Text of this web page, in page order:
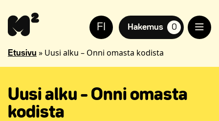
sisältöön
sivuston
käyttöön
FI Hakemus
suosikkiasuntoja,
0
Etusivu » Uusi alku – Onni omasta kodista
Uusi alku – Onni omasta
kodista